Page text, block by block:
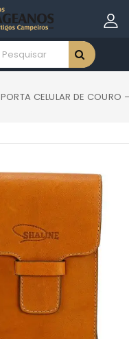
PORTA CELULAR DE COURO